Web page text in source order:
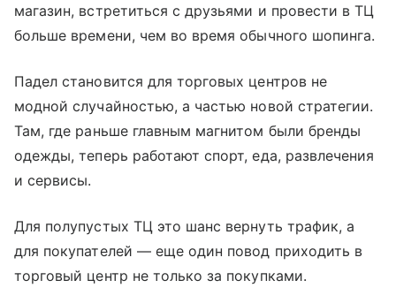
магазин, встретиться с друзьями и провести в ТЦ
больше времени, чем во время обычного шопинга.
Падел становится для торговых центров не
модной случайностью, а частью новой стратегии.
Там, где раньше главным магнитом были бренды
одежды, теперь работают спорт, еда, развлечения
и сервисы.
Для полупустых ТЦ это шанс вернуть трафик, а
для покупателей — еще один повод приходить в
торговый центр не только за покупками.